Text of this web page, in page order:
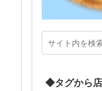
◆タグから